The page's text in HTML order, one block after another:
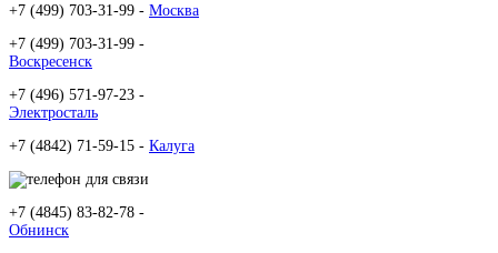
+7 (499) 703-31-99 - Москва
+7 (499) 703-31-99 -
Воскресенск
+7 (496) 571-97-23 -
Электросталь
+7 (4842) 71-59-15 - Калуга
+7 (4845) 83-82-78 -
Обнинск